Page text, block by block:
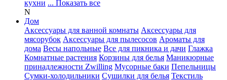
кухни ... Показать все
N
Дом
Аксессуары для ванной комнаты Аксессуары для
мясорубок Аксессуары для пылесосов Ароматы для
дома Весы напольные Все для пикника и дачи Глажка
Комнатные растения Корзины для белья Маникюрные
принадлежности Zwilling Мусорные баки Пепельницы
Сумки-холодильники Сушилки для белья Текстиль